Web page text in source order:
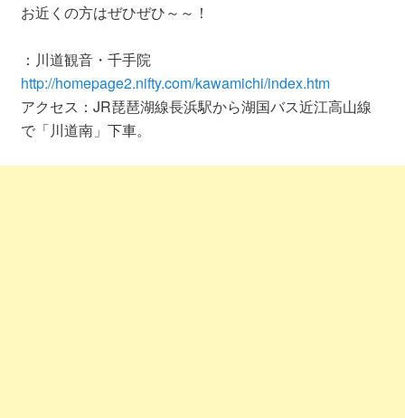
お近くの方はぜひぜひ～～！
：川道観音・千手院
http://homepage2.nifty.com/kawamichi/index.htm
アクセス：JR琵琶湖線長浜駅から湖国バス近江高山線
で「川道南」下車。